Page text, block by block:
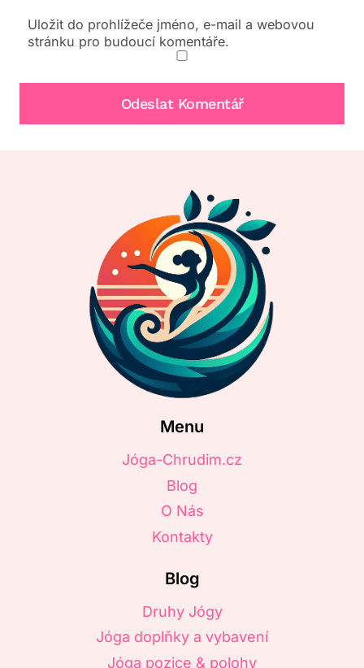
Uložit do prohlížeče jméno, e-mail a webovou
stránku pro budoucí komentáře.
Menu
Jóga-Chrudim.cz
Blog
O Nás
Kontakty
Blog
Druhy Jógy
Jóga doplňky a vybavení
Jóga pozice & polohy